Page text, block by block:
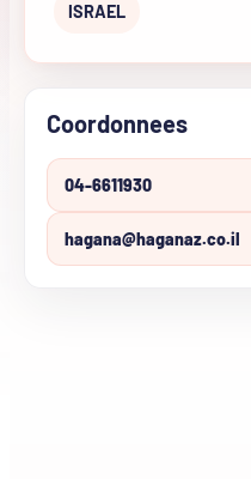
ISRAEL
Coordonnees
04-6611930
hagana@haganaz.co.il